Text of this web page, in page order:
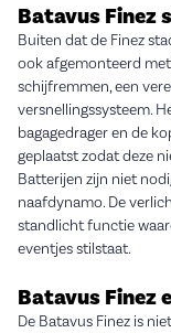
Batavus Finez
Buiten dat de Finez
ook afgemonteerd
schijfremmen, een
versnellingssysteem.
bagagedrager en de
geplaatst zodat deze
Batterijen zijn niet
naafdynamo. De
standlicht functie
eventjes stilstaat.
Batavus Finez
De Batavus Finez is